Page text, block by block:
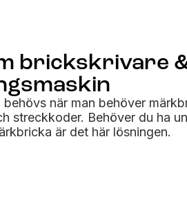
brickskrivare
när man behöver
streckkoder. Behöver du ha
är det här lösningen.